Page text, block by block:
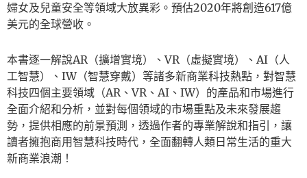
婦女及兒童安全等領域大放異彩。預估2020年將創造617億
美元的全球營收。
本書逐一解說AR（擴增實境）、VR（虛擬實境）、AI（人
工智慧）、IW（智慧穿戴）等諸多新商業科技熱點，對智慧
科技四個主要領域（AR、VR、AI、IW）的產品和市場進行
全面介紹和分析，並對每個領域的市場重點及未來發展趨
勢，提供相應的前景預測，透過作者的專業解說和指引，讓
讀者擁抱商用智慧科技時代，全面翻轉人類日常生活的重大
新商業浪潮！